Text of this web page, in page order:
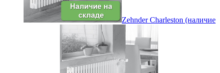
Zehnder Charleston (наличие